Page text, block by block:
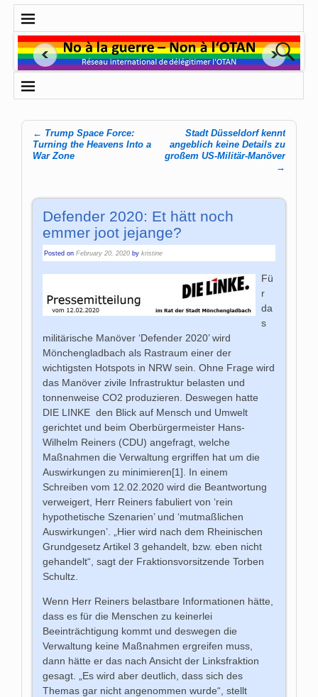
Post navigation
← Trump Space Force:
Turning the Heavens Into a
War Zone
Stadt Düsseldorf kennt
angeblich keine Details zu
großem US-Militär-Manöver
→
Defender 2020: Et hätt noch
emmer joot jejange?
Posted onFebruary 20, 2020 bykristine
Fü
r
da
s
militärische Manöver ‘Defender 2020’ wird
Mönchengladbach als Rastraum einer der
wichtigsten Hotspots in NRW sein. Ohne Frage wird
das Manöver zivile Infrastruktur belasten und
tonnenweise CO2 produzieren. Deswegen hatte
DIE LINKE den Blick auf Mensch und Umwelt
gerichtet und beim Oberbürgermeister Hans-
Wilhelm Reiners (CDU) angefragt, welche
Maßnahmen die Verwaltung ergriffen hat um die
Auswirkungen zu minimieren[1]. In einem
Schreiben vom 12.02.2020 wird die Beantwortung
verweigert, Herr Reiners fabuliert von ‘rein
hypothetische Szenarien’ und ‘mutmaßlichen
Auswirkungen’. „Hier wird nach dem Rheinischen
Grundgesetz Artikel 3 gehandelt, bzw. eben nicht
gehandelt“, sagt der Fraktionsvorsitzende Torben
Schultz.
Wenn Herr Reiners belastbare Informationen hätte,
dass es für die Menschen zu keinerlei
Beeinträchtigung kommt und deswegen die
Verwaltung keine Maßnahmen ergreifen muss,
dann hätte er das nach Ansicht der Linksfraktion
gesagt. „Es wird aber deutlich, dass sich des
Themas gar nicht angenommen wurde“, stellt